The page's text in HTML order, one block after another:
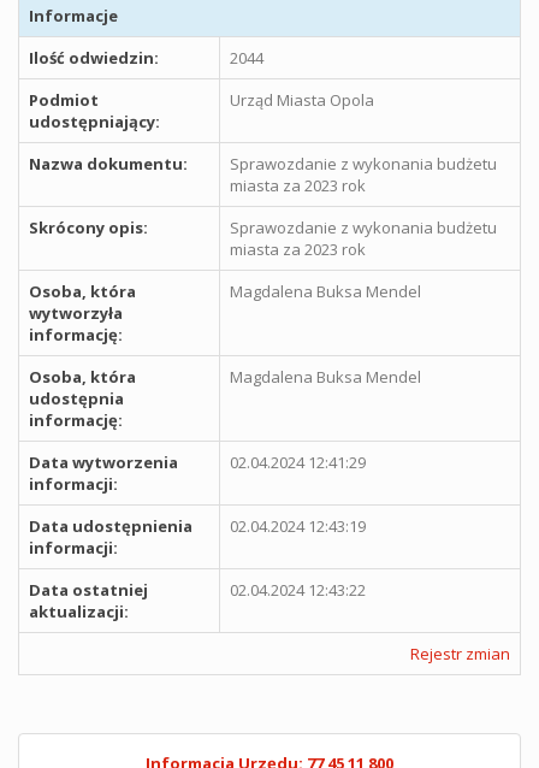
Informacje
Ilość odwiedzin:
2044
Podmiot
udostępniający:
Urząd Miasta Opola
Nazwa dokumentu:
Sprawozdanie z wykonania budżetu
miasta za 2023 rok
Skrócony opis:
Sprawozdanie z wykonania budżetu
miasta za 2023 rok
Osoba, która
wytworzyła
informację:
Magdalena Buksa Mendel
Osoba, która
udostępnia
informację:
Magdalena Buksa Mendel
Data wytworzenia
informacji:
02.04.2024 12:41:29
Data udostępnienia
informacji:
02.04.2024 12:43:19
Data ostatniej
aktualizacji:
02.04.2024 12:43:22
Rejestr zmian
Informacja Urzędu: 77 45 11 800